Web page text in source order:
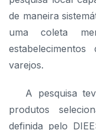
de maneira
uma coleta
varejos.
A pesquisa
produtos
definida pelo